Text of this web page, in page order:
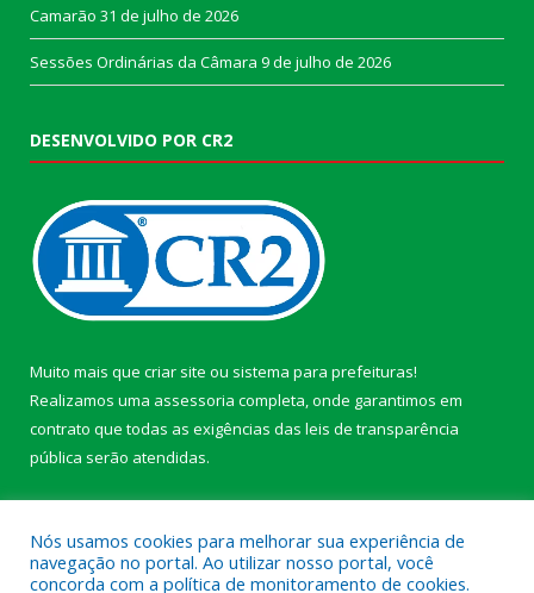
Camarão 31 de julho de 2026
Sessões Ordinárias da Câmara 9 de julho de 2026
DESENVOLVIDO POR CR2
Muito mais que criar site ou sistema para prefeituras!
Realizamos uma assessoria completa, onde garantimos em
contrato que todas as exigências das leis de transparência
pública serão atendidas.
Nós usamos cookies para melhorar sua experiência de
navegação no portal. Ao utilizar nosso portal, você
concorda com a política de monitoramento de cookies.